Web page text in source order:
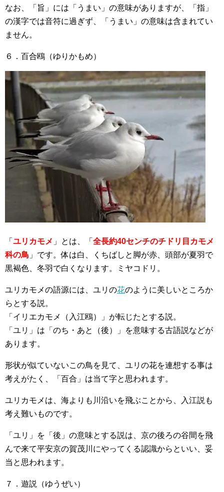
なお、「旨」には「うまい」の意味がありますが、「指」
の漢字では音符に過ぎず、「うまい」の意味は含まれてい
ません。
６．百合鴎（ゆりかもめ）
「 ユリカモメ 」とは、「 全長約40センチのチドリ目カモメ
科の鳥 」です。体は白、くちばしと脚が赤、頭部が夏羽で
黒褐色、冬羽で白くなります。ミヤコドリ。
ユリカモメの語源には、ユリの花のように美しいところか
らとする説。
「イリエカモメ（入江鴎）」が転じたとする説。
「ユリ」は「のち・あと（後）」を意味する古語説などが
あります。
形状が似ていないこの鳥を見て、ユリの花を連想する事は
考えがたく、「百合」は当て字と思われます。
ユリカモメは、海よりも川沿いを飛ぶことから、入江説も
考え難いものです。
「ユリ」を「後」の意味とする説は、京の後ろの谷間を飛
んで来て平安京の賀茂川にやってくる認識からといい、妥
当と思われます。
７．遊説（ゆうぜい）